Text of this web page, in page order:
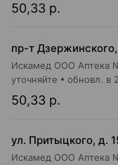
50,33 р.
пр-т
Искамед ООО Аптека
50,33 р.
уточняйте обновл. в
ул. Притыцкого, д.
Искамед ООО Аптека